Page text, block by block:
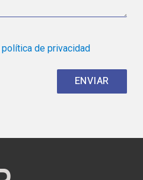
política de privacidad